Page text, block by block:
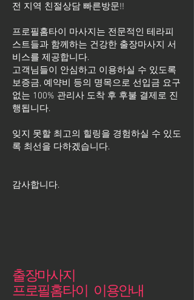
전 지역 친절상담 빠른방문!!
프로필홈타이 마사지는 전문적인 테라피
스트들과 함께하는 건강한 출장마사지 서
비스를 제공합니다.
고객님들이 안심하고 이용하실 수 있도록
보증금, 예약비 등의 명목으로 선입금 요구
없는 100% 관리사 도착 후 후불 결제로 진
행됩니다.
잊지 못할 최고의 힐링을 경험하실 수 있도
록 최선을 다하겠습니다.
​감사합니다.
출장마사지
프로필홈타이 이용안내